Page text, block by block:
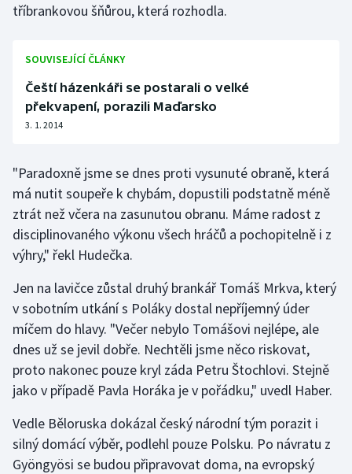
Lezení
Moderní pětiboj
Motorsport
Parasport
Plavání
Ragby
Rychlobruslení
Rychlostní kanoistika
Short track
Sportovní střelba
tříbrankovou šňůrou, která rozhodla.
SOUVISEJÍCÍ ČLÁNKY
Čeští házenkáři se postarali o velké
překvapení, porazili Maďarsko
3. 1. 2014
"Paradoxně jsme se dnes proti vysunuté obraně, která
má nutit soupeře k chybám, dopustili podstatně méně
ztrát než včera na zasunutou obranu. Máme radost z
disciplinovaného výkonu všech hráčů a pochopitelně i z
výhry," řekl Hudečka.
Jen na lavičce zůstal druhý brankář Tomáš Mrkva, který
v sobotním utkání s Poláky dostal nepříjemný úder
míčem do hlavy. "Večer nebylo Tomášovi nejlépe, ale
dnes už se jevil dobře. Nechtěli jsme něco riskovat,
proto nakonec pouze kryl záda Petru Štochlovi. Stejně
jako v případě Pavla Horáka je v pořádku," uvedl Haber.
Vedle Běloruska dokázal český národní tým porazit i
silný domácí výběr, podlehl pouze Polsku. Po návratu z
Gyöngyösi se budou připravovat doma, na evropský